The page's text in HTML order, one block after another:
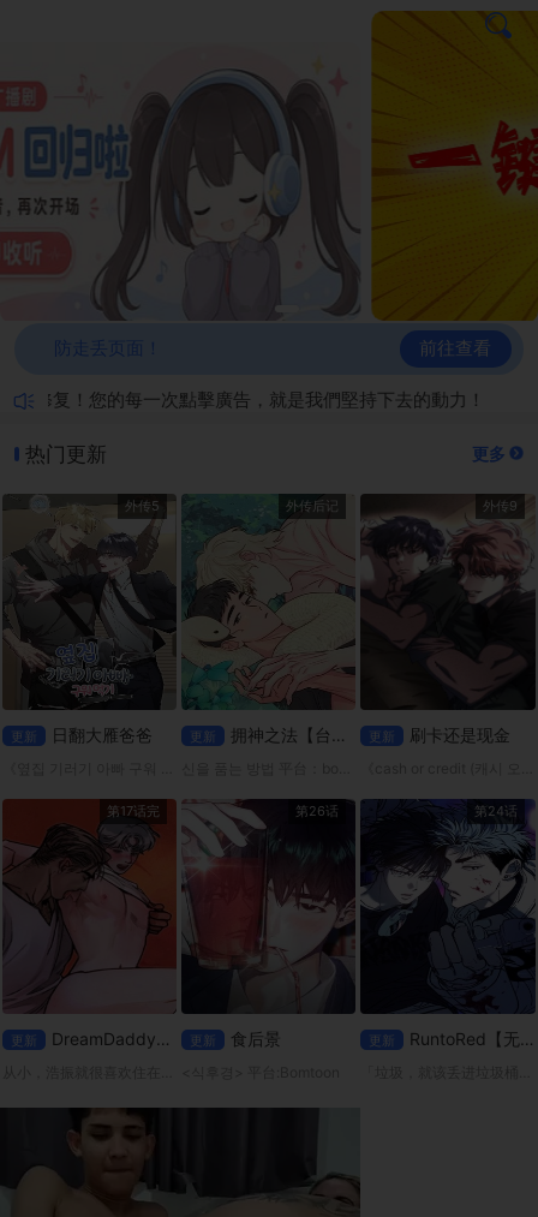
防走丢页面！ 前往查看
修复！您的每一次點擊廣告，就是我們堅持下去的動力！
热门更新 更多
更新 日翻大雁爸爸
外传5
更新 拥神之法【台版无码】
外传后记
更新 刷卡还是现金
外传9
更新 DreamDaddy【无码】
第17话完
更新 食后景
第26话
更新 RuntoRed【无码】
第24话